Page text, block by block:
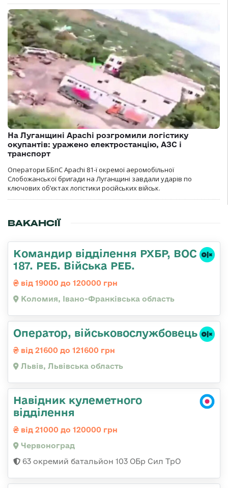
На Луганщині Apachi розгромили логістику
окупантів: уражено електростанцію, АЗС і
транспорт
Оператори ББпС Apachi 81-ї окремої аеромобільної
Слобожанської бригади на Луганщині завдали ударів по
ключових об’єктах логістики російських військ.
ВАКАНСІЇ
Командир відділення РХБР, ВОС
187. РЕБ. Війська РЕБ.
від 19000 до 120000 грн
Коломия, Івано-Франківська область
Оператор, військовослужбовець
від 21600 до 121600 грн
Львів, Львівська область
Навідник кулеметного
відділення
від 21000 до 120000 грн
Червоноград
63 окремий батальйон 103 ОБр Сил ТрО